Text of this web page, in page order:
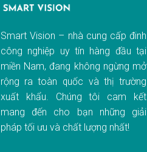
Smart Vision – nhà cung cấp đinh
công nghiệp uy tín hàng đầu tại
miền Nam, đang không ngừng mở
rộng ra toàn quốc và thị trường
xuất khẩu. Chúng tôi cam kết
mang đến cho bạn những giải
pháp tối ưu và chất lượng nhất!